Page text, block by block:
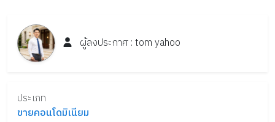
ผู้ลงประกาศ :tomyahoo
ประเภท
ขายคอนโดมิเนียม